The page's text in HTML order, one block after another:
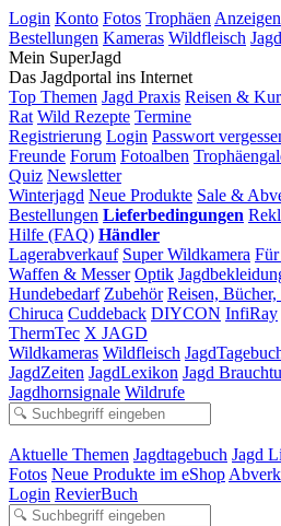
Login Konto Fotos Trophäen Anzeigen
Bestellungen Kameras Wildfleisch
Mein SuperJagd
Das Jagdportal ins Internet
Top Themen Jagd Praxis Reisen &
Rat Wild Rezepte Termine
Registrierung Login Passwort
Freunde Forum Fotoalben
Quiz Newsletter
Winterjagd Neue Produkte Sale &
Bestellungen Lieferbedingungen
Hilfe (FAQ) Händler
Lagerabverkauf Super Wildkamera
Waffen & Messer Optik
Hundebedarf Zubehör Reisen,
Chiruca Cuddeback DIYCON InfiRay
ThermTec X JAGD
Wildkameras Wildfleisch
JagdZeiten JagdLexikon Jagd
Jagdhornsignale Wildrufe
Aktuelle Themen Jagdtagebuch Jagd
Fotos Neue Produkte im eShop
Login RevierBuch